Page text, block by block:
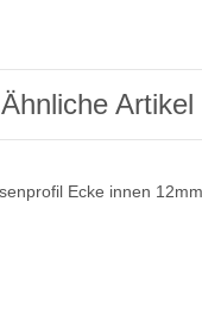
Ähnliche Artikel